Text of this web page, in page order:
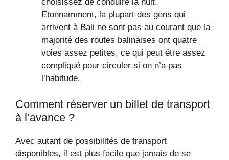
Étonnamment, la plupart des gens qui
arrivent à Bali ne sont pas au courant que la
majorité des routes balinaises ont quatre
voies assez petites, ce qui peut être assez
compliqué pour circuler si on n’a pas
l’habitude.
Comment réserver un billet de transport
à l’avance ?
Avec autant de possibilités de transport
disponibles, il est plus facile que jamais de se